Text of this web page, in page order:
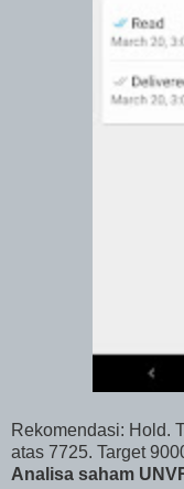
Rekomendasi: Hold.
atas 7725. Target
Analisa saham